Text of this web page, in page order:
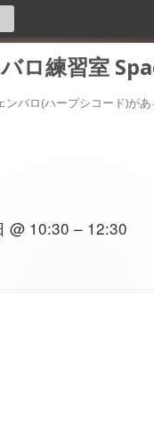
ロ練習室
ンバロ(ハープシコード)が
検
索:
@ 10:30 – 12:30